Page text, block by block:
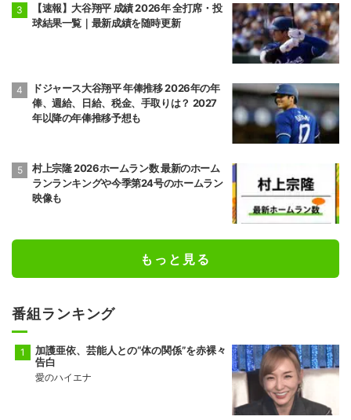
【速報】大谷翔平 成績 2026年 全打席・投
球結果一覧｜最新成績を随時更新
ドジャース大谷翔平 年俸推移 2026年の年
俸、週給、日給、税金、手取りは？ 2027
年以降の年俸推移予想も
村上宗隆 2026ホームラン数 最新のホーム
ランランキングや今季第24号のホームラン
映像も
もっと見る
番組ランキング
加護亜依、芸能人との“体の関係”を赤裸々
告白
愛のハイエナ